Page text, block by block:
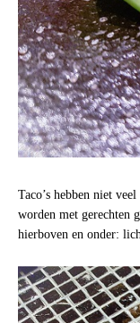
Taco’s hebben niet
worden met gerechten
hierboven en onder: